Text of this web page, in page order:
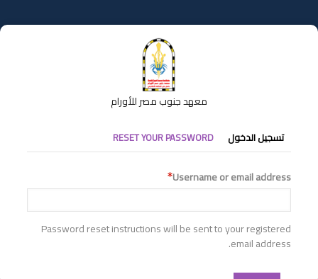
إلى
المحتوى
معهد جنوب مصر للأورام
التبويبات
الأساسية
تسجيل الدخول RESET YOUR PASSWORD
Username or email address
Password reset instructions will be sent to your registered
email address.